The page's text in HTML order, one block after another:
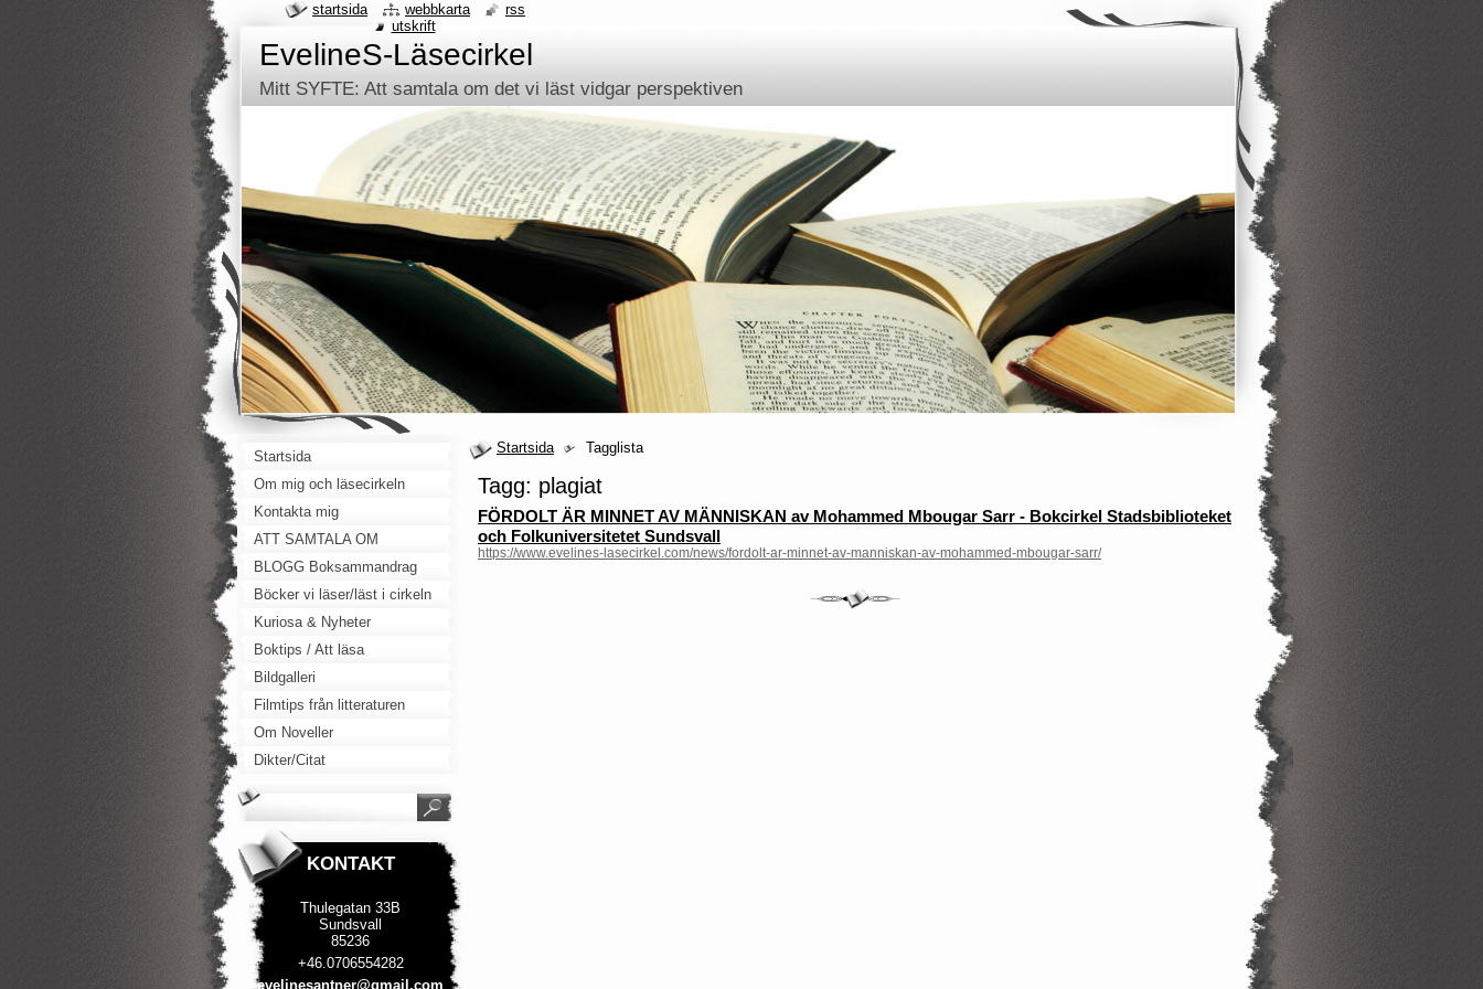
EvelineS-Läsecirkel
Mitt SYFTE: Att samtala om det vi läst vidgar perspektiven
Startsida Tagglista
Tagg: plagiat
FÖRDOLT ÄR MINNET AV MÄNNISKAN av Mohammed Mbougar Sarr - Bokcirkel Stadsbiblioteket
och Folkuniversitetet Sundsvall
https://www.evelines-lasecirkel.com/news/fordolt-ar-minnet-av-manniskan-av-mohammed-mbougar-sarr/
Startsida
Om mig och läsecirkeln
Kontakta mig
ATT SAMTALA OM
BLOGG Boksammandrag
Böcker vi läser/läst i cirkeln
Kuriosa & Nyheter
Boktips / Att läsa
Bildgalleri
Filmtips från litteraturen
Om Noveller
Dikter/Citat
KONTAKT
Thulegatan 33B
Sundsvall
85236
+46.0706554282
evelinesantner@gmail.com
startsida webbkarta
rss
utskrift